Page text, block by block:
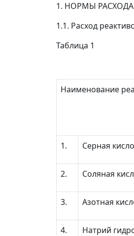
1. НОРМЫ
1.1. Расход
Таблица 1
Наименование
1. Серная
2. Соляная
3. Азотная
4. Натрий